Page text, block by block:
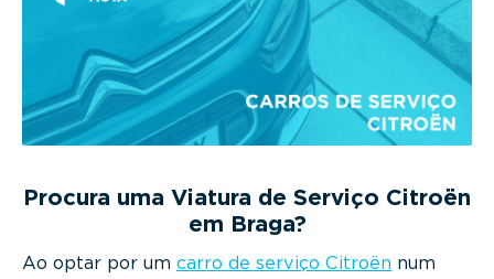
o
n
Procura uma Viatura de Serviço Citroën
em Braga?
Ao optar por um carro de serviço Citroën num